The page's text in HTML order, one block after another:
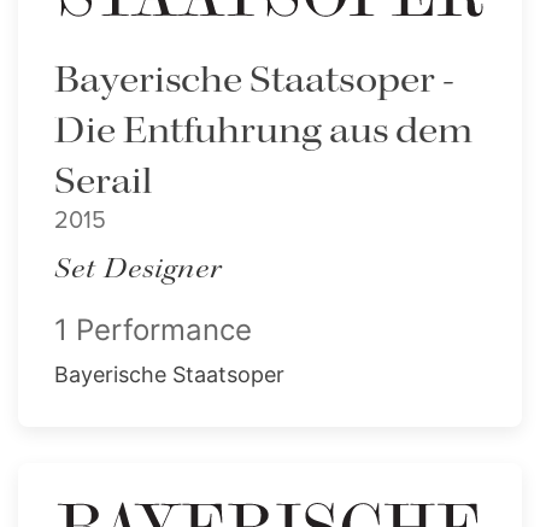
Bayerische Staatsoper -
Die Entfuhrung aus dem
Serail
2015
Set Designer
1 Performance
Bayerische Staatsoper